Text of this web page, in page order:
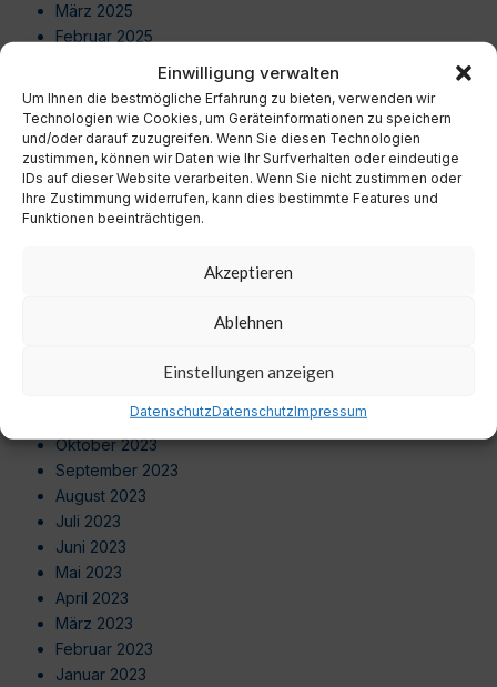
Einwilligung verwalten
Um Ihnen die bestmögliche Erfahrung zu bieten, verwenden wir
Technologien wie Cookies, um Geräteinformationen zu speichern
und/oder darauf zuzugreifen. Wenn Sie diesen Technologien
zustimmen, können wir Daten wie Ihr Surfverhalten oder eindeutige
IDs auf dieser Website verarbeiten. Wenn Sie nicht zustimmen oder
Ihre Zustimmung widerrufen, kann dies bestimmte Features und
Funktionen beeinträchtigen.
Akzeptieren
Ablehnen
Einstellungen anzeigen
DatenschutzDatenschutzImpressum
März 2025
Februar 2025
November 2024
Oktober 2024
September 2024
August 2024
Juli 2024
November 2023
Oktober 2023
September 2023
August 2023
Juli 2023
Juni 2023
Mai 2023
April 2023
März 2023
Februar 2023
Januar 2023